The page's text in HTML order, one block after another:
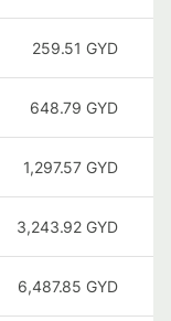
259.51 GYD
648.79 GYD
1,297.57 GYD
3,243.92 GYD
6,487.85 GYD